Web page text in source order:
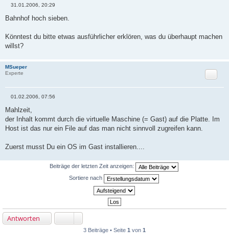
i
r
a
31.01.2006, 20:29
Bahnhof hoch sieben.
Könntest du bitte etwas ausführlicher erklören, was du überhaupt machen
willst?
MSueper
Experte
Zitat
i
t
a
01.02.2006, 07:56
Mahlzeit,
der Inhalt kommt durch die virtuelle Maschine (= Gast) auf die Platte. Im
Host ist das nur ein File auf das man nicht sinnvoll zugreifen kann.
Zuerst musst Du ein OS im Gast installieren....
Beiträge der letzten Zeit anzeigen:
Sortiere nach
Antworten
3 Beiträge • Seite 1 von 1